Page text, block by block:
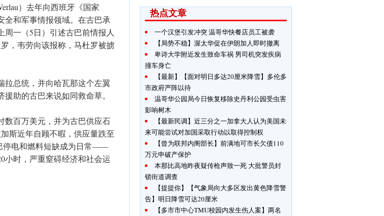
）去年向西班牙《国家
全和军事情报领域。在古巴承
一（5日）引述古巴前情报人
，韦劳向该报称，马杜罗被掳
拉总统，并向哈瓦那这个左翼
助的古巴来说如同救命草。
数百万美元，并为古巴供应石
斯近年自顾不暇，供应量跌至
停电和燃料短缺成为日常——
小时，严重窒碍经济和社会运
热点文章
一个汉堡引发冲突 温哥华快餐店员工被袭
【局势不稳】渥太华促在伊朗加人即时撤离
卑诗大学附近发生致命车祸 男司机突发疾病
撞车身亡
【最新】【面对明日多达20厘米降雪】多伦多
市政府严阵以待
温哥华公园局今日恢复移除史丹利公园受虫害
影响树木
【最新民调】近三分之一加拿大人认为美国未
来可能尝试对加国采取行动以取得控制权
【曾为联邦内阁部长】前满地可市长欠债110
万元申破产保护
本那比高地昨夜疑传枪声致一死 大批警员封
锁街道调查
【提提你】【气象局向大多区发出黄色降雪警
告】明日降雪可达20厘米
【多市市中心TMU校园内发生伤人案】两名